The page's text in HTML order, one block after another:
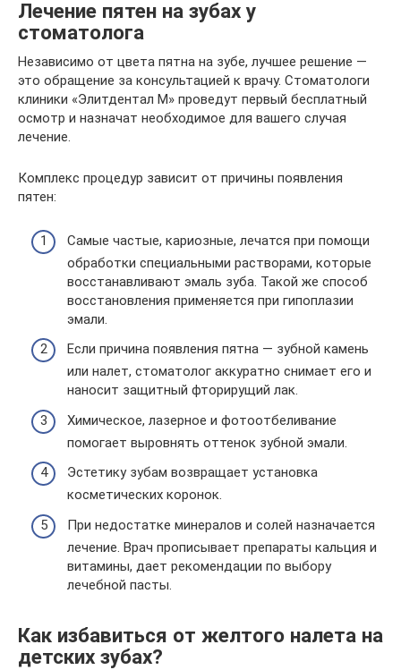
Лечение пятен на зубах у
стоматолога
Независимо от цвета пятна на зубе, лучшее решение —
это обращение за консультацией к врачу. Стоматологи
клиники «Элитдентал М» проведут первый бесплатный
осмотр и назначат необходимое для вашего случая
лечение.
Комплекс процедур зависит от причины появления
пятен:
Самые частые, кариозные, лечатся при помощи
обработки специальными растворами, которые
восстанавливают эмаль зуба. Такой же способ
восстановления применяется при гипоплазии
эмали.
Если причина появления пятна — зубной камень
или налет, стоматолог аккуратно снимает его и
наносит защитный фторирущий лак.
Химическое, лазерное и фотоотбеливание
помогает выровнять оттенок зубной эмали.
Эстетику зубам возвращает установка
косметических коронок.
При недостатке минералов и солей назначается
лечение. Врач прописывает препараты кальция и
витамины, дает рекомендации по выбору
лечебной пасты.
Как избавиться от желтого налета на
детских зубах?